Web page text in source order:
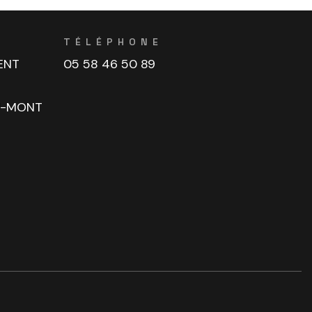
MONT
TÉLÉPHONE
05 58 46 50 89